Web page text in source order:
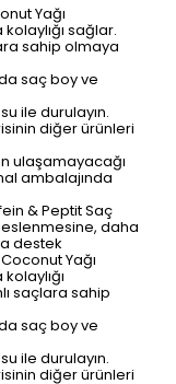
Yağı
sağlar.
sahip olmaya
saç boy ve
ile durulayın.
diğer ürünleri
ulaşamayacağı
ambalajında
& Peptit Saç
daha
destek
Yağı
saçlara sahip
saç boy ve
ile durulayın.
diğer ürünleri